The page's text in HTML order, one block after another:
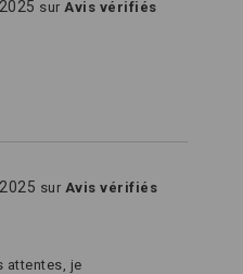
surAvis vérifiés
sur Avis vérifiés
attentes, je